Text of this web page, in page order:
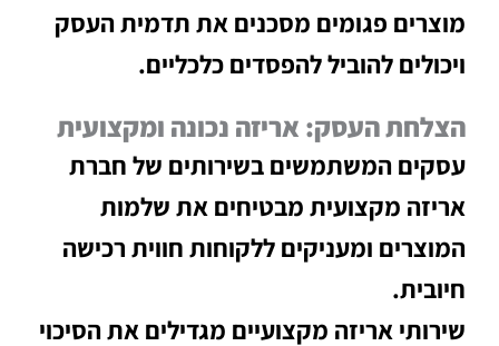
מוצרים פגומים מסכנים את תדמית העסק
ויכולים להוביל להפסדים כלכליים.
הצלחת העסק: אריזה נכונה ומקצועית
עסקים המשתמשים בשירותים של חברת
אריזה מקצועית מבטיחים את שלמות
המוצרים ומעניקים ללקוחות חווית רכישה
חיובית.
שירותי אריזה מקצועיים מגדילים את הסיכוי